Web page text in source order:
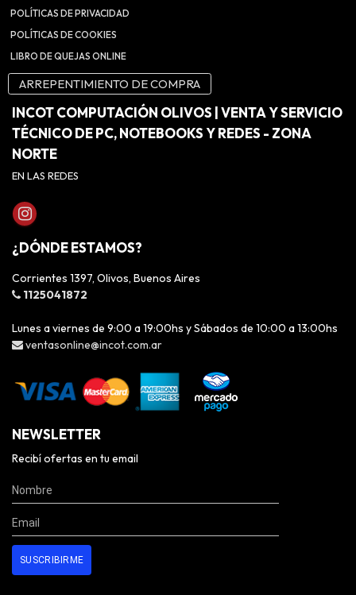
POLÍTICAS DE PRIVACIDAD
POLÍTICAS DE COOKIES
LIBRO DE QUEJAS ONLINE
ARREPENTIMIENTO DE COMPRA
INCOT COMPUTACIÓN OLIVOS | VENTA Y SERVICIO
TÉCNICO DE PC, NOTEBOOKS Y REDES - ZONA
NORTE
EN LAS REDES
¿DÓNDE ESTAMOS?
Corrientes 1397, Olivos, Buenos Aires
1125041872
Lunes a viernes de 9:00 a 19:00hs y Sábados de 10:00 a 13:00hs
ventasonline@incot.com.ar
NEWSLETTER
Recibí ofertas en tu email